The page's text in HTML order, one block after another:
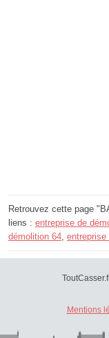
Retrouvez cette page
liens : entreprise de
démolition 64, entreprise
Mentions